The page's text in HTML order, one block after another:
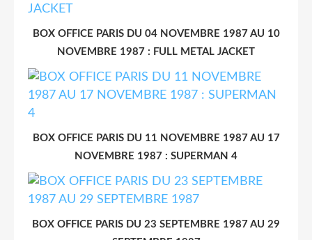
BOX OFFICE PARIS DU 04 NOVEMBRE 1987 AU 10
NOVEMBRE 1987 : FULL METAL JACKET
BOX OFFICE PARIS DU 11 NOVEMBRE 1987 AU 17
NOVEMBRE 1987 : SUPERMAN 4
BOX OFFICE PARIS DU 23 SEPTEMBRE 1987 AU 29